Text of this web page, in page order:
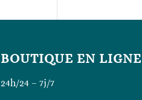
BOUTIQUE EN LIGNE
24h/24 – 7j/7